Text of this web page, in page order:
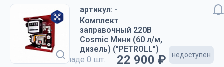
артикул: -
Комплект
заправочный 220В
Cosmic Мини (60 л/м,
дизель) ("PETROLL")
на складе 0 шт. 22 900 ₽ недоступен